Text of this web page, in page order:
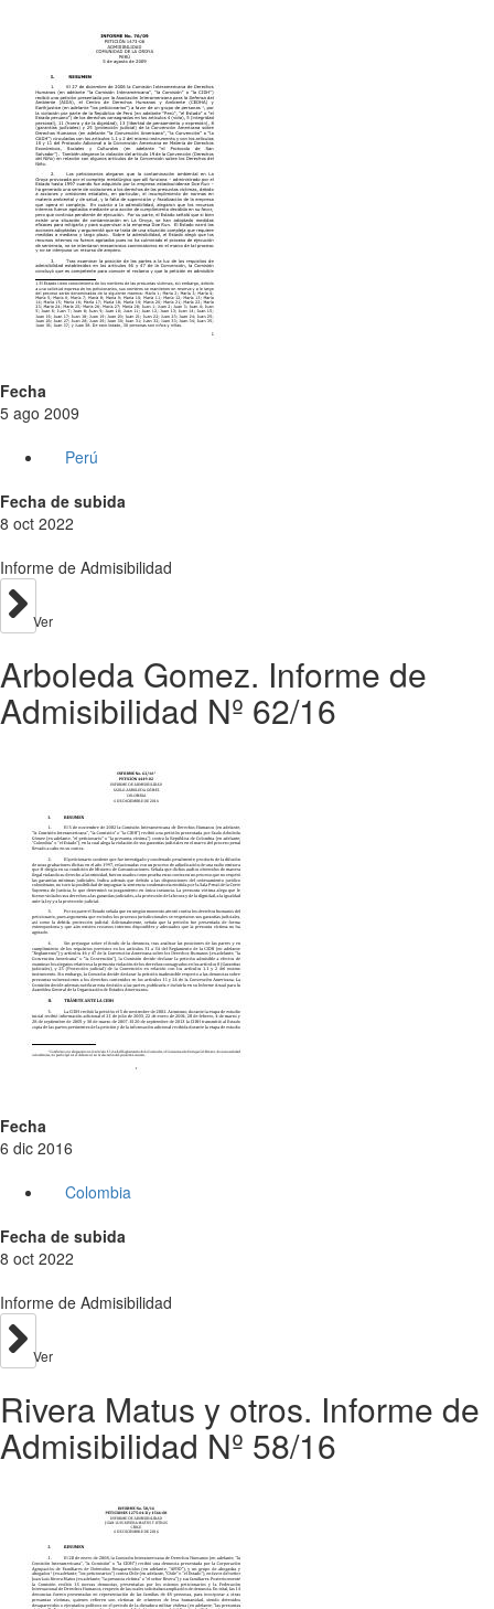
Fecha
5 ago 2009
Perú
Fecha de subida
8 oct 2022
Informe de Admisibilidad
Ver
Arboleda Gomez. Informe de
Admisibilidad Nº 62/16
Fecha
6 dic 2016
Colombia
Fecha de subida
8 oct 2022
Informe de Admisibilidad
Ver
Rivera Matus y otros. Informe de
Admisibilidad Nº 58/16